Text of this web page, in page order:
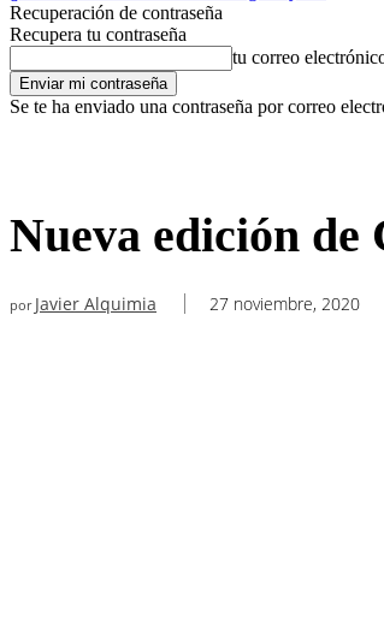
Recuperación de contraseña
Recupera tu contraseña
tu correo
Se te ha enviado una contraseña por correo
Nueva edición de
por Javier Alquimia 27 noviembre, 2020